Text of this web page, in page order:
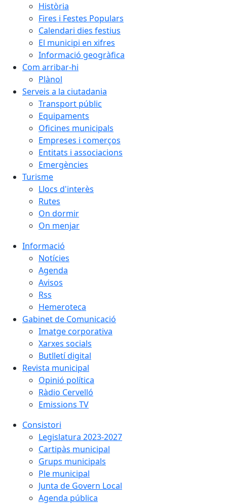
Història
Fires i Festes Populars
Calendari dies festius
El municipi en xifres
Informació geogràfica
Com arribar-hi
Plànol
Serveis a la ciutadania
Transport públic
Equipaments
Oficines municipals
Empreses i comerços
Entitats i associacions
Emergències
Turisme
Llocs d'interès
Rutes
On dormir
On menjar
Informació
Notícies
Agenda
Avisos
Rss
Hemeroteca
Gabinet de Comunicació
Imatge corporativa
Xarxes socials
Butlletí digital
Revista municipal
Opinió política
Ràdio Cervelló
Emissions TV
Consistori
Legislatura 2023-2027
Cartipàs municipal
Grups municipals
Ple municipal
Junta de Govern Local
Agenda pública